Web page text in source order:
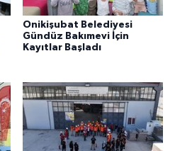
Onikişubat Belediyesi
Gündüz Bakımevi İçin
Kayıtlar Başladı